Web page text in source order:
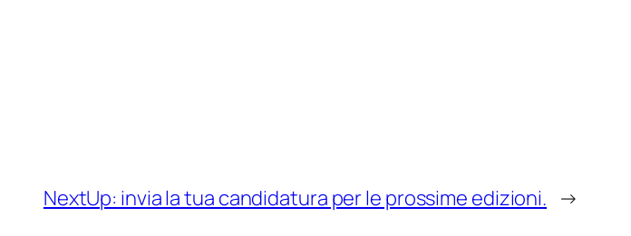
NextUp: invia la tua candidatura per le prossime edizioni. →